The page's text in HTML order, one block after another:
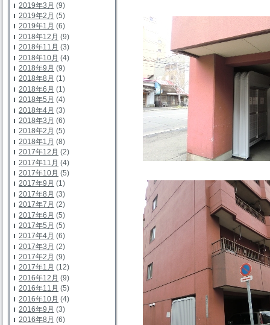
2019年3月 (9)
2019年2月 (5)
2019年1月 (6)
2018年12月 (9)
2018年11月 (3)
2018年10月 (4)
2018年9月 (9)
2018年8月 (1)
2018年6月 (1)
2018年5月 (4)
2018年4月 (3)
2018年3月 (6)
2018年2月 (5)
2018年1月 (8)
2017年12月 (2)
2017年11月 (4)
2017年10月 (5)
2017年9月 (1)
2017年8月 (3)
2017年7月 (2)
2017年6月 (5)
2017年5月 (5)
2017年4月 (6)
2017年3月 (2)
2017年2月 (9)
2017年1月 (12)
2016年12月 (9)
2016年11月 (5)
2016年10月 (4)
2016年9月 (3)
2016年8月 (6)